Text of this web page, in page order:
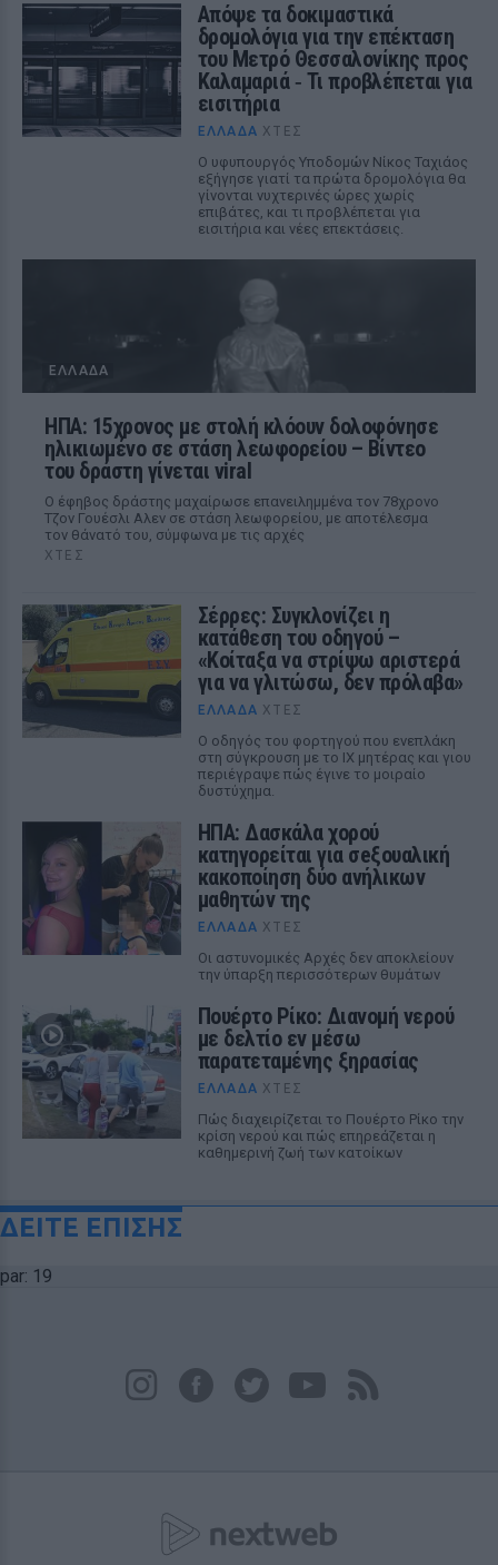
Απόψε τα δοκιμαστικά
δρομολόγια για την επέκταση
του Μετρό Θεσσαλονίκης προς
Καλαμαριά ‑ Τι προβλέπεται για
εισιτήρια
ΕΛΛΆΔΑ ΧΤΕΣ
Ο υφυπουργός Υποδομών Νίκος Ταχιάος
εξήγησε γιατί τα πρώτα δρομολόγια θα
γίνονται νυχτερινές ώρες χωρίς
επιβάτες, και τι προβλέπεται για
εισιτήρια και νέες επεκτάσεις.
ΕΛΛΆΔΑ
ΗΠΑ: 15χρονος με στολή κλόουν δολοφόνησε
ηλικιωμένο σε στάση λεωφορείου – Βίντεο
του δράστη γίνεται viral
Ο έφηβος δράστης μαχαίρωσε επανειλημμένα τον 78χρονο
Τζον Γουέσλι Αλεν σε στάση λεωφορείου, με αποτέλεσμα
τον θάνατό του, σύμφωνα με τις αρχές
ΧΤΕΣ
Σέρρες: Συγκλονίζει η
κατάθεση του οδηγού –
«Κοίταξα να στρίψω αριστερά
για να γλιτώσω, δεν πρόλαβα»
ΕΛΛΆΔΑ ΧΤΕΣ
Ο οδηγός του φορτηγού που ενεπλάκη
στη σύγκρουση με το ΙΧ μητέρας και γιου
περιέγραψε πώς έγινε το μοιραίο
δυστύχημα.
ΗΠΑ: Δασκάλα χορού
κατηγορείται για σeξουαλική
κακοποίηση δύο ανήλικων
μαθητών της
ΕΛΛΆΔΑ ΧΤΕΣ
Οι αστυνομικές Αρχές δεν αποκλείουν
την ύπαρξη περισσότερων θυμάτων
Πουέρτο Ρίκο: Διανομή νερού
με δελτίο εν μέσω
παρατεταμένης ξηρασίας
ΕΛΛΆΔΑ ΧΤΕΣ
Πώς διαχειρίζεται το Πουέρτο Ρίκο την
κρίση νερού και πώς επηρεάζεται η
καθημερινή ζωή των κατοίκων
ΔΕΙΤΕ ΕΠΙΣΗΣ
par: 19